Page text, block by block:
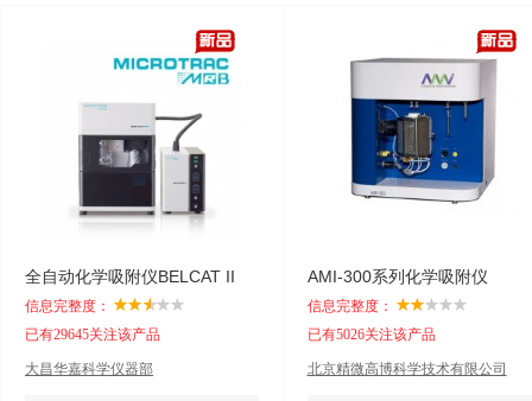
全自动化学吸附仪BELCAT II
信息完整度：
已有29645关注该产品
大昌华嘉科学仪器部
AMI-300系列化学吸附仪
信息完整度：
已有5026关注该产品
北京精微高博科学技术有限公司